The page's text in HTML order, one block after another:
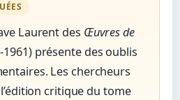
Laurent des Œuvres de
présente des oublis
Les chercheurs
critique du tome